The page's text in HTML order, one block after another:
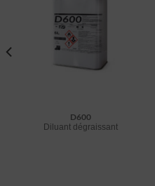
D600
Diluant dégraissant